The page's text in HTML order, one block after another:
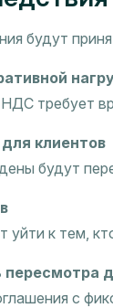
будут
требует
клиентов
будут
уйти к тем,
с